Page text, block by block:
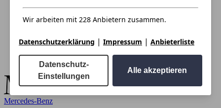
Mercedes-Benz
Wir arbeiten mit 228 Anbietern zusammen.
Datenschutzerklärung | Impressum | Anbieterliste
Datenschutz-
Einstellungen
Alle akzeptieren